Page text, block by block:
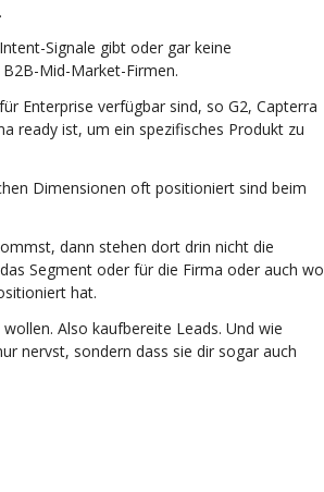
Signale gibt oder gar keine
Mid-Market-Firmen.
Enterprise verfügbar sind, so G2, Capterra
ready ist, um ein spezifisches Produkt zu
Dimensionen oft positioniert sind beim
dann stehen dort drin nicht die
Segment oder für die Firma oder auch wo
hat.
Also kaufbereite Leads. Und wie
nervst, sondern dass sie dir sogar auch